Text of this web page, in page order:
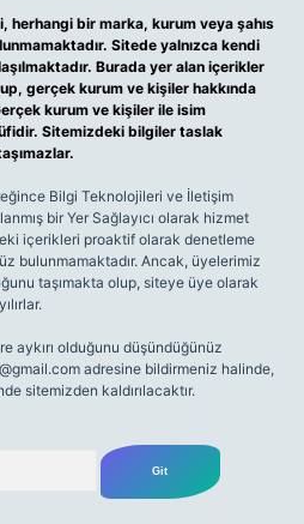
herhangi bir marka, kurum veya şahıs
Sitede yalnızca kendi
Burada yer alan içerikler
gerçek kurum ve kişiler hakkında
kurum ve kişiler ile isim
Sitemizdeki bilgiler taslak
Bilgi Teknolojileri ve İletişim
bir Yer Sağlayıcı olarak hizmet
içerikleri proaktif olarak denetleme
bulunmamaktadır. Ancak, üyelerimiz
taşımakta olup, siteye üye olarak
aykırı olduğunu düşündüğünüz
adresine bildirmeniz halinde,
sitemizden kaldırılacaktır.